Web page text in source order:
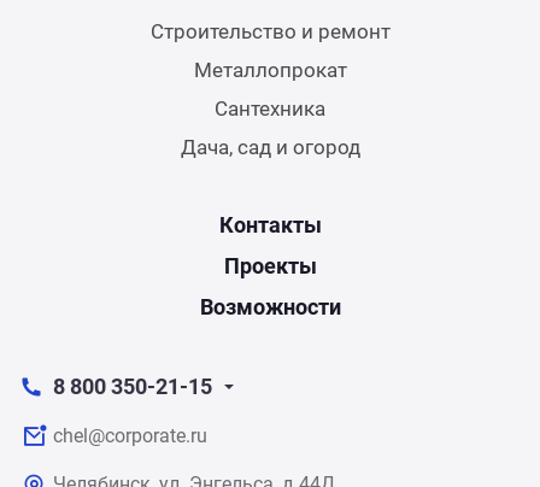
Строительство и ремонт
Металлопрокат
Сантехника
Дача, сад и огород
Контакты
Проекты
Возможности
8 800 350-21-15
chel@corporate.ru